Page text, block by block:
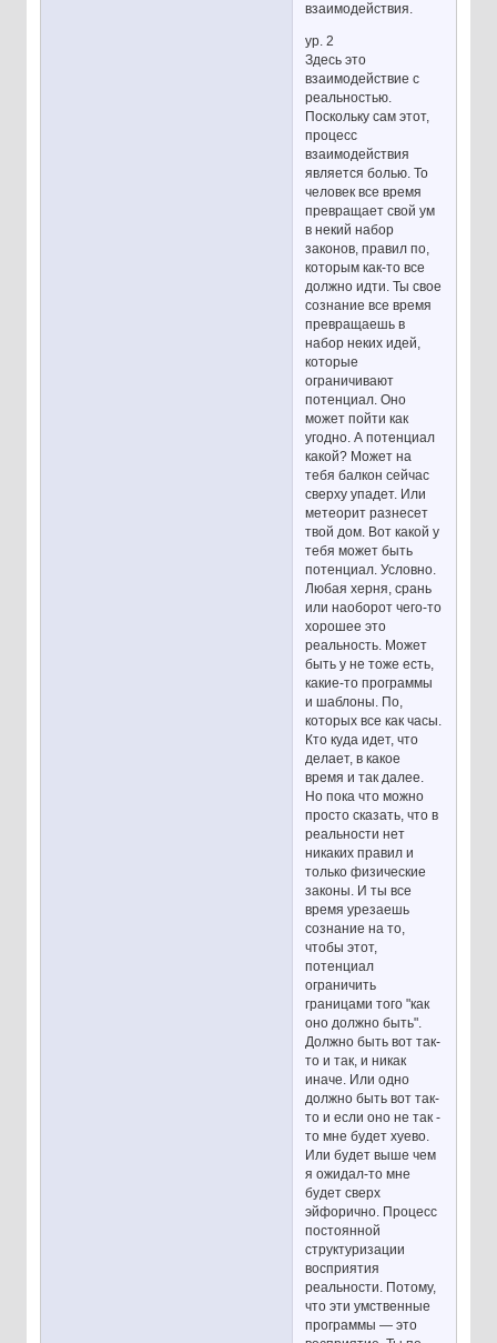
взаимодействия.
ур. 2
Здесь это
взаимодействие с
реальностью.
Поскольку сам этот,
процесс
взаимодействия
является болью. То
человек все время
превращает свой ум
в некий набор
законов, правил по,
которым как-то все
должно идти. Ты свое
сознание все время
превращаешь в
набор неких идей,
которые
ограничивают
потенциал. Оно
может пойти как
угодно. А потенциал
какой? Может на
тебя балкон сейчас
сверху упадет. Или
метеорит разнесет
твой дом. Вот какой у
тебя может быть
потенциал. Условно.
Любая херня, срань
или наоборот чего-то
хорошее это
реальность. Может
быть у не тоже есть,
какие-то программы
и шаблоны. По,
которых все как часы.
Кто куда идет, что
делает, в какое
время и так далее.
Но пока что можно
просто сказать, что в
реальности нет
никаких правил и
только физические
законы. И ты все
время урезаешь
сознание на то,
чтобы этот,
потенциал
ограничить
границами того "как
оно должно быть".
Должно быть вот так-
то и так, и никак
иначе. Или одно
должно быть вот так-
то и если оно не так -
то мне будет хуево.
Или будет выше чем
я ожидал-то мне
будет сверх
эйфорично. Процесс
постоянной
структуризации
восприятия
реальности. Потому,
что эти умственные
программы — это